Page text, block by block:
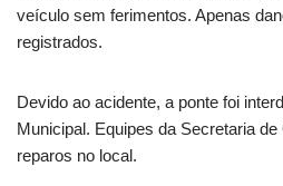
veículo sem ferimentos. Apenas
registrados.
Devido ao acidente, a ponte foi
Municipal. Equipes da Secretaria
reparos no local.